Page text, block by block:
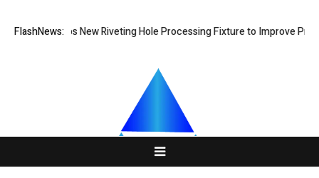
FlashNews:
Develops New Riveting Hole Processing Fixture to Improve